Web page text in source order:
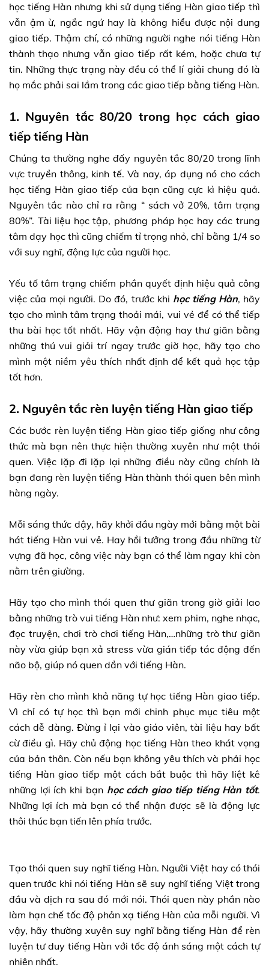
học tiếng Hàn nhưng khi sử dụng tiếng Hàn giao tiếp thì
vẫn ậm ừ, ngắc ngứ hay là không hiểu được nội dung
giao tiếp. Thậm chí, có những người nghe nói tiếng Hàn
thành thạo nhưng vẫn giao tiếp rất kém, hoặc chưa tự
tin. Những thực trạng này đều có thể lí giải chung đó là
họ mắc phải sai lầm trong các giao tiếp bằng tiếng Hàn.
1. Nguyên tắc 80/20 trong học cách giao
tiếp tiếng Hàn
Chúng ta thường nghe đấy nguyên tắc 80/20 trong lĩnh
vực truyền thông, kinh tế. Và nay, áp dụng nó cho cách
học tiếng Hàn giao tiếp của bạn cũng cực kì hiệu quả.
Nguyên tắc nào chỉ ra rằng “ sách vở 20%, tâm trạng
80%”. Tài liệu học tập, phương pháp học hay các trung
tâm dạy học thì cũng chiếm tỉ trọng nhỏ, chỉ bằng 1/4 so
với suy nghĩ, động lực của người học.
Yếu tố tâm trạng chiếm phần quyết định hiệu quả công
việc của mọi người. Do đó, trước khi học tiếng Hàn, hãy
tạo cho mình tâm trạng thoải mái, vui vẻ để có thể tiếp
thu bài học tốt nhất. Hãy vận động hay thư giãn bằng
những thú vui giải trí ngay trước giờ học, hãy tạo cho
mình một niềm yêu thích nhất định để kết quả học tập
tốt hơn.
2. Nguyên tắc rèn luyện tiếng Hàn giao tiếp
Các bước rèn luyện tiếng Hàn giao tiếp giống như công
thức mà bạn nên thực hiện thường xuyên như một thói
quen. Việc lặp đi lặp lại những điều này cũng chính là
bạn đang rèn luyện tiếng Hàn thành thói quen bên mình
hàng ngày.
Mỗi sáng thức dậy, hãy khởi đầu ngày mới bằng một bài
hát tiếng Hàn vui vẻ. Hay hồi tưởng trong đầu những từ
vựng đã học, công việc này bạn có thể làm ngay khi còn
nằm trên giường.
Hãy tạo cho mình thói quen thư giãn trong giờ giải lao
bằng những trò vui tiếng Hàn như: xem phim, nghe nhạc,
đọc truyện, chơi trò chơi tiếng Hàn,…những trò thư giãn
này vừa giúp bạn xả stress vừa gián tiếp tác động đến
não bộ, giúp nó quen dần với tiếng Hàn.
Hãy rèn cho mình khả năng tự học tiếng Hàn giao tiếp.
Vì chỉ có tự học thì bạn mới chinh phục mục tiêu một
cách dễ dàng. Đừng ỉ lại vào giáo viên, tài liệu hay bất
cừ điều gì. Hãy chủ động học tiếng Hàn theo khát vọng
của bản thân. Còn nếu bạn không yêu thích và phải học
tiếng Hàn giao tiếp một cách bắt buộc thì hãy liệt kê
những lợi ích khi bạn học cách giao tiếp tiếng Hàn tốt.
Những lợi ích mà bạn có thể nhận được sẽ là động lực
thôi thúc bạn tiến lên phía trước.
Tạo thói quen suy nghĩ tiếng Hàn. Người Việt hay có thói
quen trước khi nói tiếng Hàn sẽ suy nghĩ tiếng Việt trong
đầu và dịch ra sau đó mới nói. Thói quen này phần nào
làm hạn chế tốc độ phản xạ tiếng Hàn của mỗi người. Vì
vậy, hãy thường xuyên suy nghĩ bằng tiếng Hàn để rèn
luyện tư duy tiếng Hàn với tốc độ ánh sáng một cách tự
nhiên nhất.